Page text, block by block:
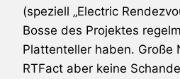
(speziell „Electric
Bosse des Projektes
Plattenteller haben. Große
RTFact aber keine